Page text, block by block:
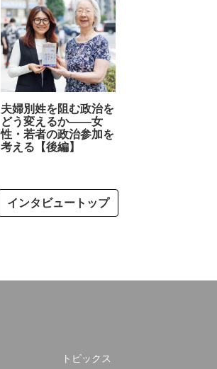
夫婦別姓を阻む政治を
どう変えるか――女
性・若者の政治参加を
考える【後編】
インタビュートップ
トピックス